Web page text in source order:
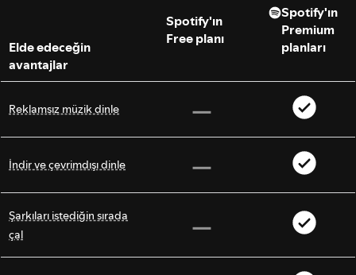
Elde edeceğin
avantajlar
Spotify'ın
Free planı
Spotify'ın
Premium
planları
Reklamsız müzik dinle
İndir ve çevrimdışı dinle
Şarkıları istediğin sırada
çal